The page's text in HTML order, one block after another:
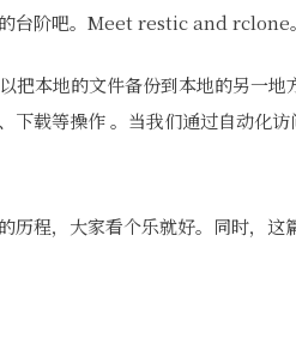
台阶吧。Meet restic and rclone。
把本地的文件备份到本地的另一
下载等操作 。当我们通过自动化
历程，大家看个乐就好。同时，